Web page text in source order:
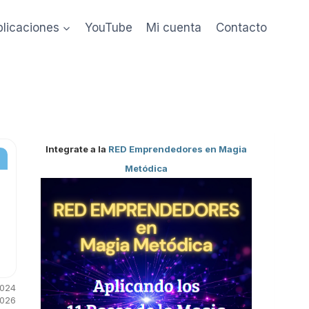
YouTube Mi cuenta Contacto
Integrate a la RED Emprendedores en Magia
Metódica